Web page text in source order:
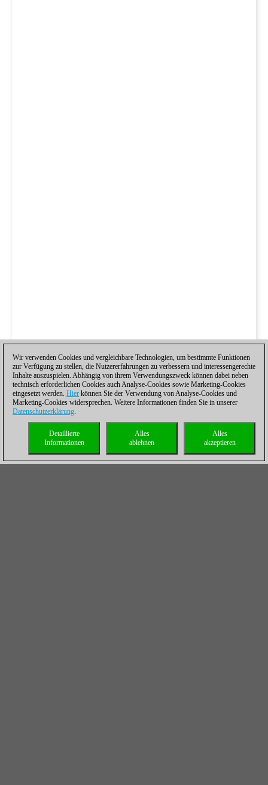
Wir verwenden Cookies und vergleichbare Technologien, um bestimmte Funktionen
zur Verfügung zu stellen, die Nutzererfahrungen zu verbessern und interessengerechte
Inhalte auszuspielen. Abhängig von ihrem Verwendungszweck können dabei neben
technisch erforderlichen Cookies auch Analyse-Cookies sowie Marketing-Cookies
eingesetzt werden. Hier können Sie der Verwendung von Analyse-Cookies und
Marketing-Cookies widersprechen. Weitere Informationen finden Sie in unserer
Datenschutzerklärung.
Alles
akzeptieren
Alles
ablehnen
Detaillierte
Informationen